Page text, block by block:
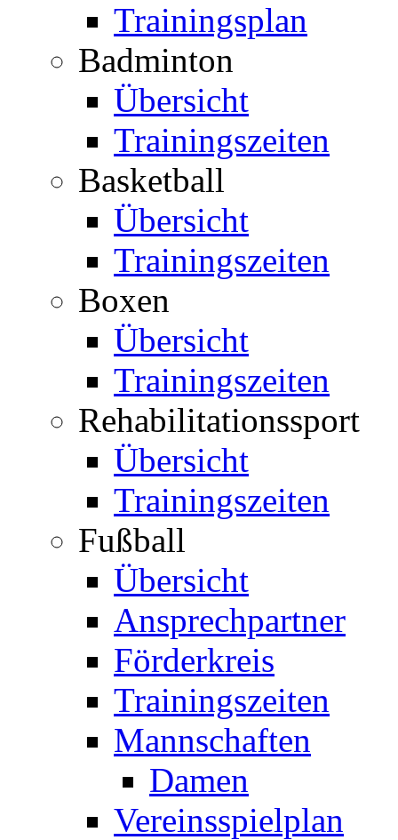
Trainingsplan
Badminton
Übersicht
Trainingszeiten
Basketball
Übersicht
Trainingszeiten
Boxen
Übersicht
Trainingszeiten
Rehabilitationssport
Übersicht
Trainingszeiten
Fußball
Übersicht
Ansprechpartner
Förderkreis
Trainingszeiten
Mannschaften
Damen
Vereinsspielplan